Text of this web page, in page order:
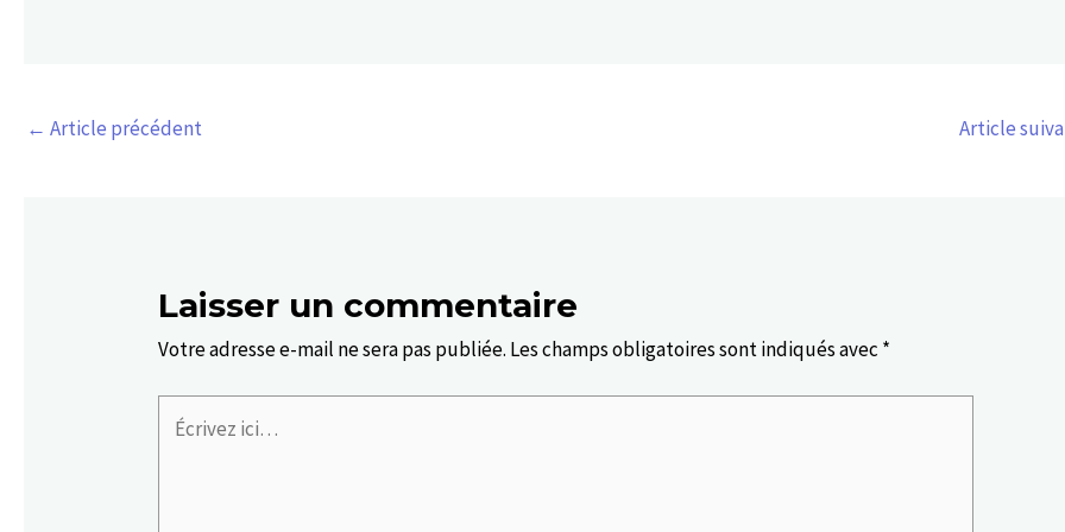
← Article précédent Article
Laisser un commentaire
Votre adresse e-mail ne sera pas publiée. Les champs obligatoires sont indiqués avec *
Écrivez
ici…